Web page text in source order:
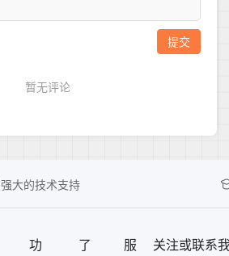
强大的技术支持
功
了
服
关注或联系